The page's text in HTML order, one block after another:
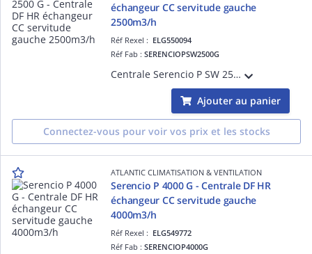
échangeur CC servitude gauche
2500m3/h
Réf Rexel : ELG550094
Réf Fab :SERENCIOPSW2500G
Centrale Serencio P SW 2500 G, DF HR vert. et horiz., échangeur contre-courant - servitude gauche - 2500m3/h - isol. 30 mm laine minérale - EN 1886 : D2-L2-F8-T3-TB2 :filtre soufflage ISO ePM1 60% (F7) en std et ISO ePM1 70% (F8) en option
Ajouter au panier
Connectez-vous pour voir vos prix et les stocks
ATLANTIC CLIMATISATION & VENTILATION
Serencio P 4000 G - Centrale DF HR
échangeur CC servitude gauche
4000m3/h
Réf Rexel : ELG549772
Réf Fab :SERENCIOP4000G